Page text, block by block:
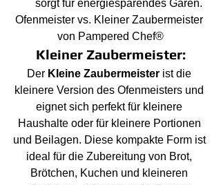
sorgt für energiesparendes Garen.
Ofenmeister vs. Kleiner Zaubermeister
von Pampered Chef®
Kleiner Zaubermeister:
Der Kleine Zaubermeister ist die
kleinere Version des Ofenmeisters und
eignet sich perfekt für kleinere
Haushalte oder für kleinere Portionen
und Beilagen. Diese kompakte Form ist
ideal für die Zubereitung von Brot,
Brötchen, Kuchen und kleineren